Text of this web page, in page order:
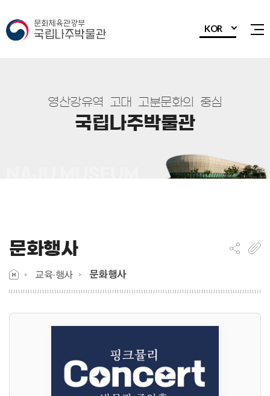
KOR
영산강유역 고 대 고분문화의 중심
국립 나주박물관
문화행사
교육·행사 문화행사